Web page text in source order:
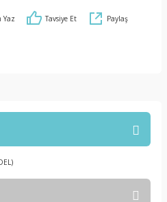
Yaz Tavsiye Et Paylaş